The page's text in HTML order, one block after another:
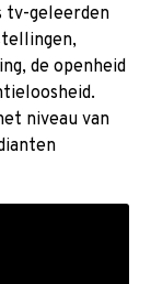
tv-geleerden
de openheid
niveau van